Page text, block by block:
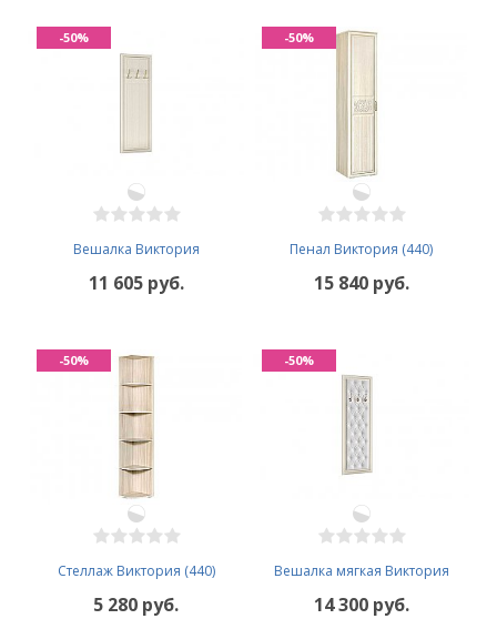
Вешалка Виктория
11 605 руб.
-50%
Пенал Виктория (440)
15 840 руб.
-50%
Стеллаж Виктория (440)
5 280 руб.
-50%
Вешалка мягкая Виктория
14 300 руб.
-50%